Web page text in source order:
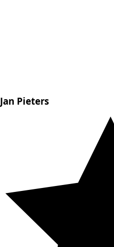
Jan Pieters